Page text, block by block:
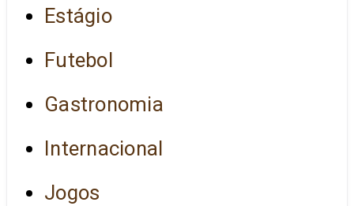
Estágio
Futebol
Gastronomia
Internacional
Jogos